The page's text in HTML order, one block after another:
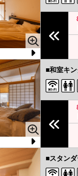
N
e
xt
N
e
■和室キ
■スタン